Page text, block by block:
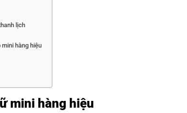
lịch
mini hàng hiệu
mini hàng hiệu